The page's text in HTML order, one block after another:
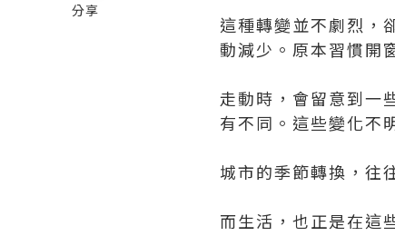
這種轉變並不劇烈，
動減少。原本習慣開
走動時，會留意到一
有不同。這些變化不
城市的季節轉換，往
而生活，也正是在這
分享